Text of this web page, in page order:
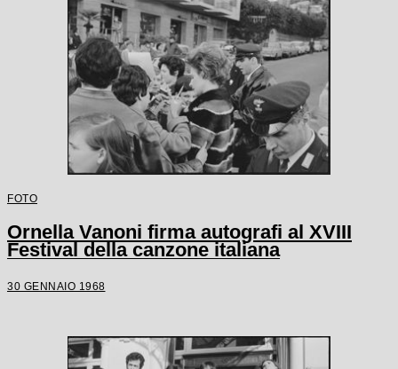
FOTO
Ornella Vanoni firma autografi al XVIII
Festival della canzone italiana
30 GENNAIO 1968